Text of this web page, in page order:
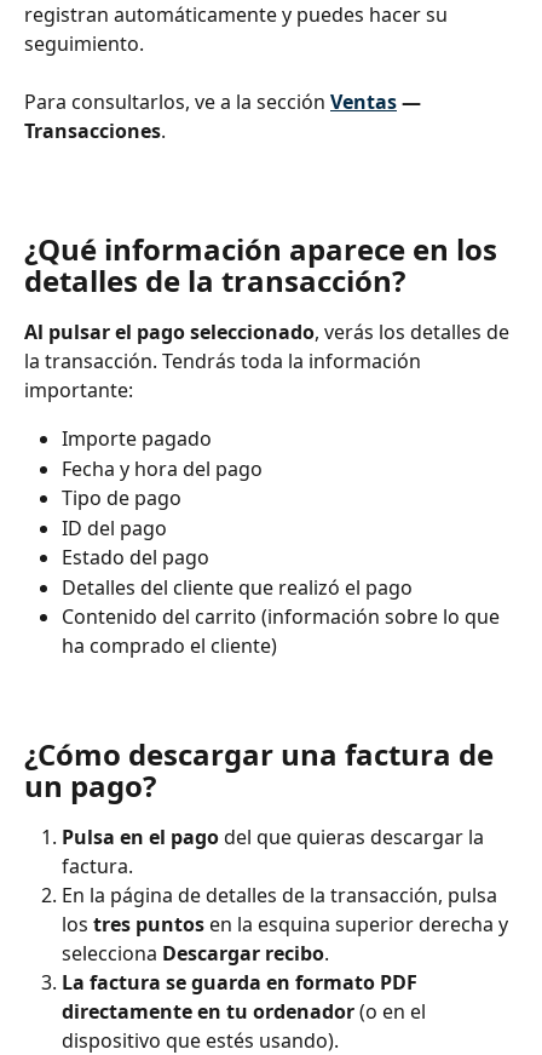
registran automáticamente y puedes hacer su
seguimiento.
Para consultarlos, ve a la sección Ventas —
Transacciones.
¿Qué información aparece en los
detalles de la transacción?
Al pulsar el pago seleccionado, verás los detalles de
la transacción. Tendrás toda la información
importante:
Importe pagado
Fecha y hora del pago
Tipo de pago
ID del pago
Estado del pago
Detalles del cliente que realizó el pago
Contenido del carrito (información sobre lo que
ha comprado el cliente)
¿Cómo descargar una factura de
un pago?
Pulsa en el pago del que quieras descargar la
factura.
En la página de detalles de la transacción, pulsa
los tres puntos en la esquina superior derecha y
selecciona Descargar recibo.
La factura se guarda en formato PDF
directamente en tu ordenador (o en el
dispositivo que estés usando).